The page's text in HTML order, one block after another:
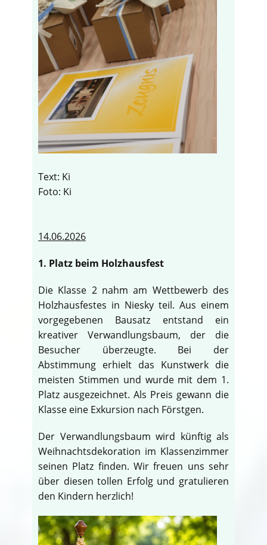
Text: Ki
Foto: Ki
14.06.2026
1. Platz beim Holzhausfest
Die Klasse 2 nahm am Wettbewerb des
Holzhausfestes in Niesky teil. Aus einem
vorgegebenen Bausatz entstand ein
kreativer Verwandlungsbaum, der die
Besucher überzeugte. Bei der
Abstimmung erhielt das Kunstwerk die
meisten Stimmen und wurde mit dem 1.
Platz ausgezeichnet. Als Preis gewann die
Klasse eine Exkursion nach Förstgen.
Der Verwandlungsbaum wird künftig als
Weihnachtsdekoration im Klassenzimmer
seinen Platz finden. Wir freuen uns sehr
über diesen tollen Erfolg und gratulieren
den Kindern herzlich!